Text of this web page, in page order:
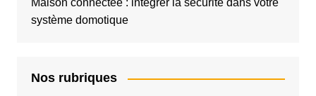
Maison connectée : intégrer la sécurité dans votre
système domotique
Nos rubriques